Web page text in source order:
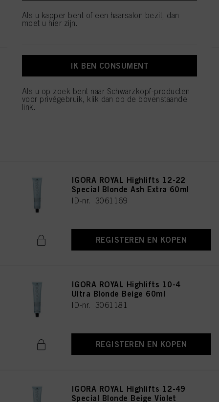
REGISTEREN EN KOPEN
IGORA ROYAL Highlifts 12-21
Special Blonde Ash Cendré
ID-nr. 3061165
IGORA ROYAL Highlifts 12-22
Special Blonde Ash Extra 60ml
ID-nr. 3061169
REGISTEREN EN KOPEN
IGORA ROYAL Highlifts 10-4
Ultra Blonde Beige 60ml
ID-nr. 3061181
REGISTEREN EN KOPEN
IGORA ROYAL Highlifts 12-49
Special Blonde Beige Violet
Als u kapper bent of een haarsalon bezit, dan
moet u hier zijn.
IK BEN CONSUMENT
Als u op zoek bent naar Schwarzkopf-producten
voor privégebruik, klik dan op de bovenstaande
link.
Als u op "Cookie-instellingen" klikt, kunt u meer informatie vinden over de
verwerking van uw gegevens / het gebruik van cookies en deze toestaan voor
de verwerking van uw persoonsgegevens voor alle hierboven vermelde
doeleinden. Als u op "Afwijzen" klikt, worden alleen cookies gebruikt die
technisch noodzakelijk zijn om u deze website aan te kunnen bieden..